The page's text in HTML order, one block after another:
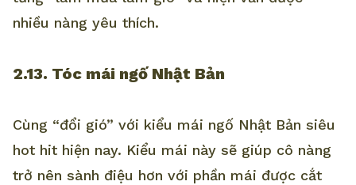
nhiều nàng yêu thích.
2.13. Tóc mái ngố Nhật Bản
Cùng “đổi gió” với kiểu mái ngố Nhật Bản siêu
hot hit hiện nay. Kiểu mái này sẽ giúp cô nàng
trở nên sành điệu hơn với phần mái được cắt